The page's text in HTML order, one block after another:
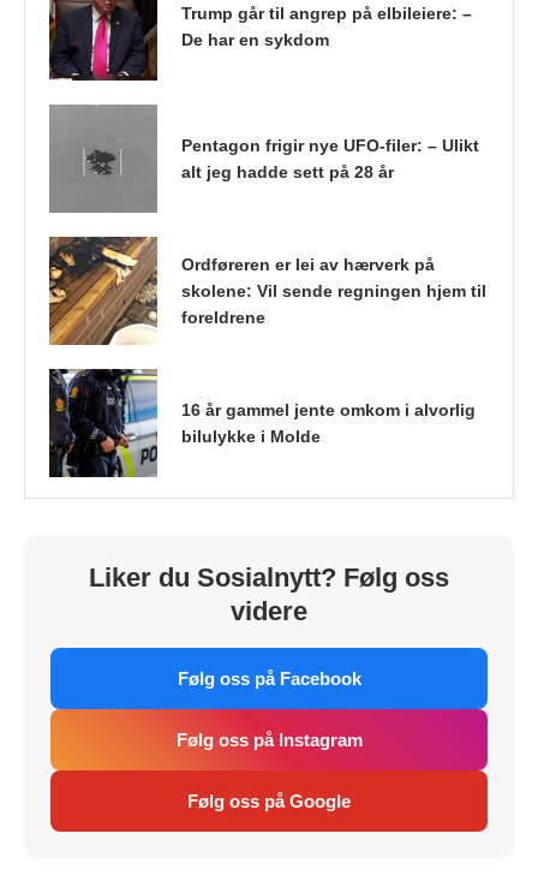
Trump går til angrep på elbileiere: –
De har en sykdom
Pentagon frigir nye UFO-filer: – Ulikt
alt jeg hadde sett på 28 år
Ordføreren er lei av hærverk på
skolene: Vil sende regningen hjem til
foreldrene
16 år gammel jente omkom i alvorlig
bilulykke i Molde
Liker du Sosialnytt? Følg oss
videre
Følg oss på Facebook
Følg oss på Instagram
Følg oss på Google